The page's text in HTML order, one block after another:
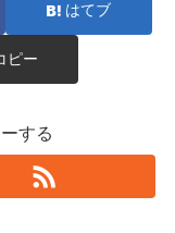
はてブ
ピー
する